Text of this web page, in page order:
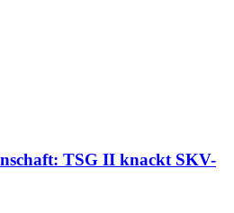
TSG II knackt SKV-